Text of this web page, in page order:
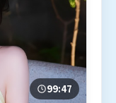
99:47